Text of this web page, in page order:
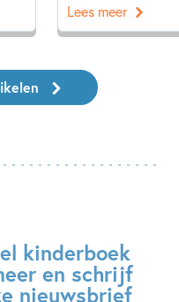
Lees meer
kinderboek
en schrijf
nieuwsbrief